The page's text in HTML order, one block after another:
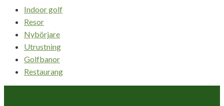
Indoor golf
Resor
Nybörjare
Utrustning
Golfbanor
Restaurang